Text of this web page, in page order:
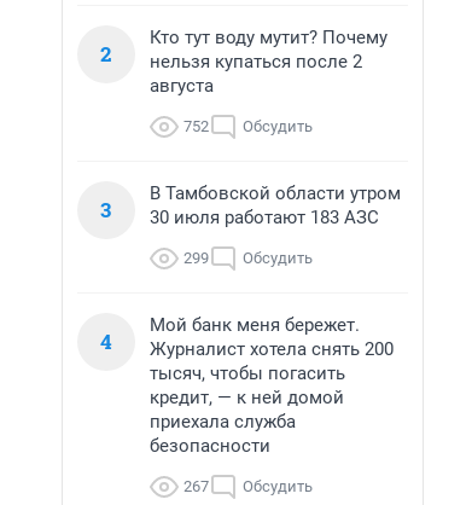
2
Кто тут воду мутит? Почему
нельзя купаться после 2
августа
752 Обсудить
3
В Тамбовской области утром
30 июля работают 183 АЗС
299 Обсудить
4
Мой банк меня бережет.
Журналист хотела снять 200
тысяч, чтобы погасить
кредит, — к ней домой
приехала служба
безопасности
267 Обсудить